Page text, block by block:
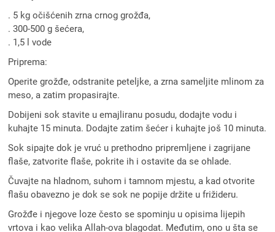
. 5 kg očišćenih zrna crnog grožđa,
. 300-500 g šećera,
. 1,5 l vode
Priprema:
Operite grožđe, odstranite peteljke, a zrna sameljite mlinom za
meso, a zatim propasirajte.
Dobijeni sok stavite u emajliranu posudu, dodajte vodu i
kuhajte 15 minuta. Dodajte zatim šećer i kuhajte još 10 minuta.
Sok sipajte dok je vruć u prethodno pripremljene i zagrijane
flaše, zatvorite flaše, pokrite ih i ostavite da se ohlade.
Čuvajte na hladnom, suhom i tamnom mjestu, a kad otvorite
flašu obavezno je dok se sok ne popije držite u frižideru.
Grožđe i njegove loze često se spominju u opisima lijepih
vrtova i kao velika Allah-ova blagodat. Međutim, ono u šta se